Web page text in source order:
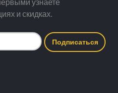
узнаете
и скидках.